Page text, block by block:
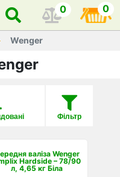
0 0
Wenger
Фільтр
валіза Wenger
Hardside – 78/90
л, 4,65 кг Біла